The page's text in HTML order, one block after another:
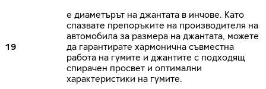
19
е диаметърът на джантата в инчове. Като
спазвате препоръките на производителя на
автомобила за размера на джантата, можете
да гарантирате хармонична съвместна
работа на гумите и джантите с подходящ
спирачен просвет и оптимални
характеристики на гумите.